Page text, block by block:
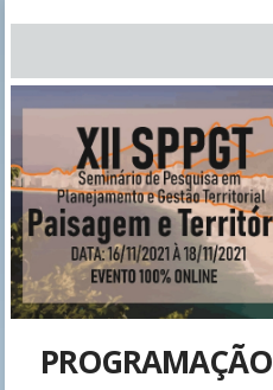
PROGRAMAÇÃO